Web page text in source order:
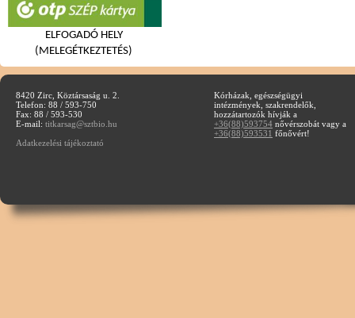
ELFOGADÓ HELY
(MELEGÉTKEZTETÉS)
8420 Zirc, Köztársaság u. 2.
Telefon: 88 / 593-750
Fax: 88 / 593-530
E-mail: titkarsag@sztbio.hu
Adatkezelési tájékoztató
Kórházak, egészségügyi
intézmények, szakrendelők,
hozzátartozók hívják a
+36(88)593754 nővérszobát vagy a
+36(88)593531 főnővért!